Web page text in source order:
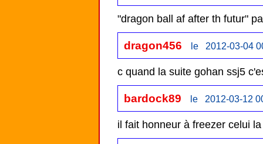
dragon456 le 2012-03-04
c quand la suite gohan ssj5
bardock89 le 2012-03-12
il fait honneur à freezer celui la